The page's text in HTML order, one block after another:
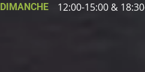
DIMANCHE
12:00-15:00 &